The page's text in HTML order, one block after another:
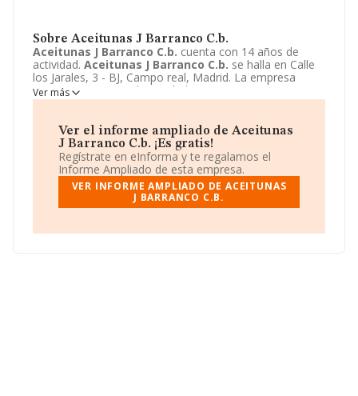
Sobre Aceitunas J Barranco C.b.
Aceitunas J Barranco C.b. cuenta con 14 años de
actividad. Aceitunas J Barranco C.b. se halla en Calle
los Jarales, 3 - BJ, Campo real, Madrid. La empresa
enmarca su principal actividad CNAE como 1039 - Otro
procesado y conservación de frutas y hortalizas.
Comunidad de bienes.
Ver más
Ver el informe ampliado de Aceitunas
J Barranco C.b. ¡Es gratis!
Regístrate en eInforma y te regalamos el
Informe Ampliado de esta empresa.
VER INFORME AMPLIADO DE ACEITUNAS
J BARRANCO C.B.